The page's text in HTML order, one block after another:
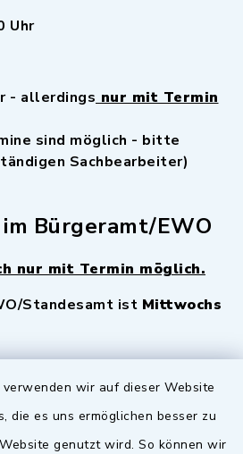
wir auf dieser Website
die es uns ermöglichen besser zu
genutzt wird. So können wir
Uhr
- allerdings nur mit Termin
sind möglich - bitte
Sachbearbeiter)
Bürgeramt/EWO
nur mit Termin möglich.
Standesamt ist Mittwochs